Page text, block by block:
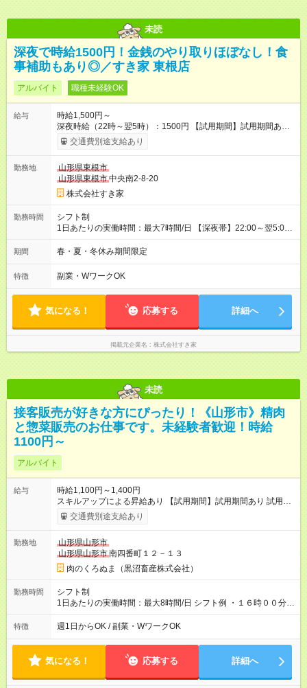
未読
深夜で時給1500円！金銭のやり取りほぼなし！食
事補助もあり◎／すき家 東根店
アルバイト 職種未経験OK
給与
時給1,500円～
深夜時給（22時～翌5時）：1500円 【試用期間】試用期間あり
試用期間の長さ：1ヶ月 雇用形態、給与は本採用時と同じです。
試用期間の実態は30日（※条件変更なし）ですが、切り上げで
同時給）
交通費別途支給あり
勤務地
山形県東根市
山形県東根市中央南2-8-20
株式会社すき家
勤務時間
シフト制
1日あたりの実働時間：最大7時間/日 【深夜帯】22:00～翌5:00
週2日～・1日2h～OK◎ ※22:00から翌5:00までは18歳以上の方
のみ勤務可能です（18歳未満の深夜業務禁止のため） ★深夜で
す。 必ず、2名以上での勤務を行いますので、安心して働けま
す。
期間 春・夏・冬休み期間限定
特徴 副業・WワークOK
気になる！ 応募する 詳細へ
掲載元企業名 株式会社すき家
未読
接客販売が好きな方にぴったり！《山形市》精肉
と惣菜販売のお仕事です。未経験者歓迎！時給
1100円～
アルバイト
給与
時給1,100円～1,400円
スキルアップによる昇給あり 【試用期間】試用期間あり 試用期
間の長さ：1ヶ月 雇用形態、給与は本採用時と同じです。
交通費別途支給あり
勤務地
山形県山形市
山形県山形市南四番町１２－１３
肉のくろぬま（黒沼畜産株式会社）
勤務時間
シフト制
1日あたりの実働時間：最大8時間/日 シフト例 ・１６時００分～
１９時００分（水） ・９時００分～１９時００分（金） ・９時
００分～１４時００分（土） ※お気軽にご相談ください
特徴 週1日からOK / 副業・WワークOK
気になる！ 応募する 詳細へ